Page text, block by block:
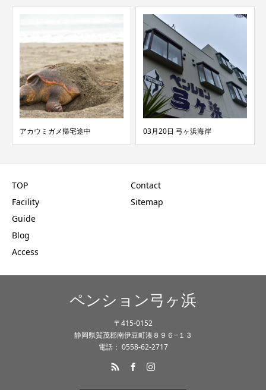
03月20日 弓ヶ浜海岸 02月01日 弓ヶ浜海岸
TOP
Facility
Guide
Blog
Access
Contact
Sitemap
ペンション弓ヶ浜
〒415-0152
静岡県賀茂郡南伊豆町湊８９６−１３
電話： 0558-62-2717